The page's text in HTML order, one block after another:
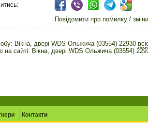
Повідомити про помилку / зміни
Вікна, двері WDS Ольжича (03554) 22930
на сайті: Вікна, двері WDS Ольжича (03554)
Контакти